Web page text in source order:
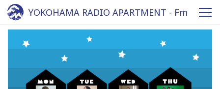
YOKOHAMA RADIO APARTMENT - Fm
yokohama 84.7